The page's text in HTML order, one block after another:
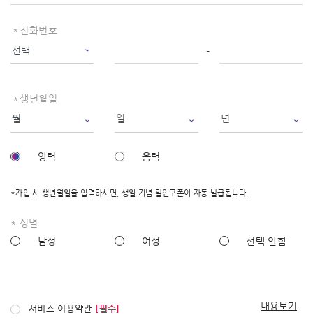
전화번호
생년월일
양력 음력
*가입 시 생년월일을 입력하시면, 생일 기념 할인쿠폰이 자동 발급됩니다.
* 성별
남성
여성 선택 안함
서비스 이용약관 [필수] 내용보기